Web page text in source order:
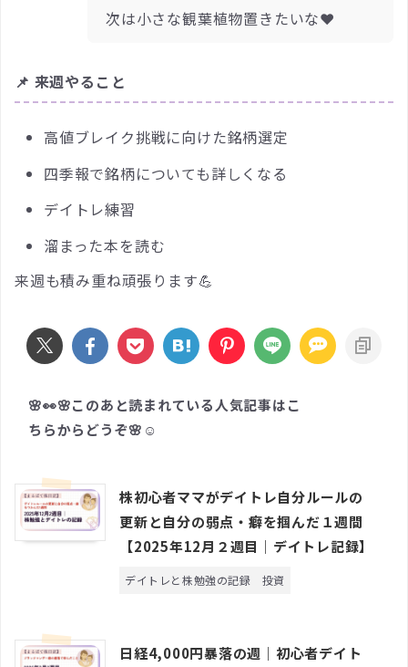
次は小さな観葉植物置きたいな❤️
📌 来週やること
高値ブレイク挑戦に向けた銘柄選定
四季報で銘柄についても詳しくなる
デイトレ練習
溜まった本を読む
来週も積み重ね頑張ります💪
🌸👀🌸このあと読まれている人気記事はこ
ちらからどうぞ🌸☺️
株初心者ママがデイトレ自分ルールの
更新と自分の弱点・癖を掴んだ１週間
【2025年12月２週目｜デイトレ記録】
デイトレと株勉強の記録 投資
日経4,000円暴落の週｜初心者デイト